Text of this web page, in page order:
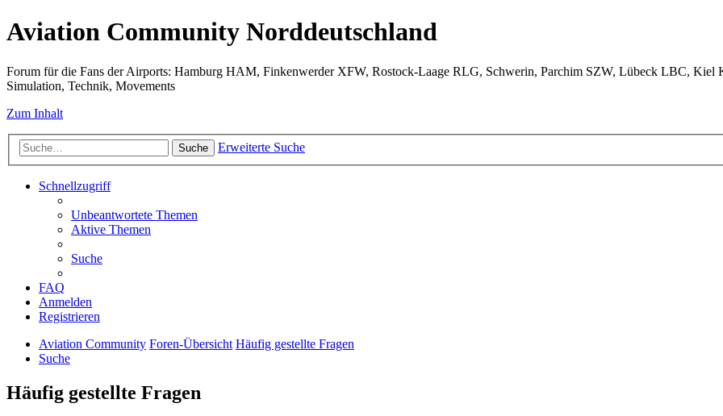
Aviation Community Norddeutschland
Forum für die Fans der Airports: Hamburg HAM, Finkenwerder XFW, Rostock-Laage RLG, Schwerin, Parchim SZW, Lübeck LBC, Kiel
Simulation, Technik, Movements
Zum Inhalt
Suche Erweiterte Suche
Schnellzugriff
Unbeantwortete Themen
Aktive Themen
Suche
FAQ
Anmelden
Registrieren
Aviation Community Foren-Übersicht Häufig gestellte Fragen
Suche
Häufig gestellte Fragen